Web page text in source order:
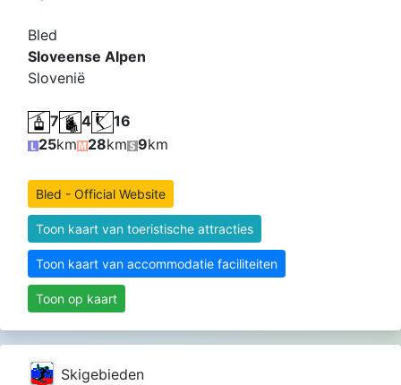
Bled
Sloveense Alpen
Slovenië
7 4
16
25km 28km 9km
Bled - Official Website
Toon kaart van toeristische attracties
Toon kaart van accommodatie faciliteiten
Toon op kaart
Skigebieden